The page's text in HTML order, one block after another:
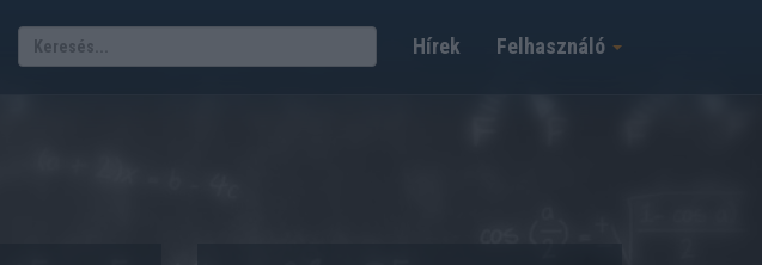
Felhasználó
Hírek